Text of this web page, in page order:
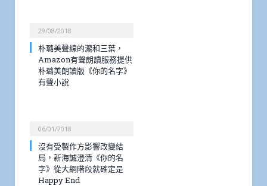
29/08/2018
朴璐美聲線的瀧和三葉，
Amazon有聲朗讀服務提供
朴璐美朗讀版《你的名字》
有聲小說
06/01/2018
沒有受製作方影響改變結
局，新海誠澄清《你的名
字》從大綱階段就確定是
Happy End